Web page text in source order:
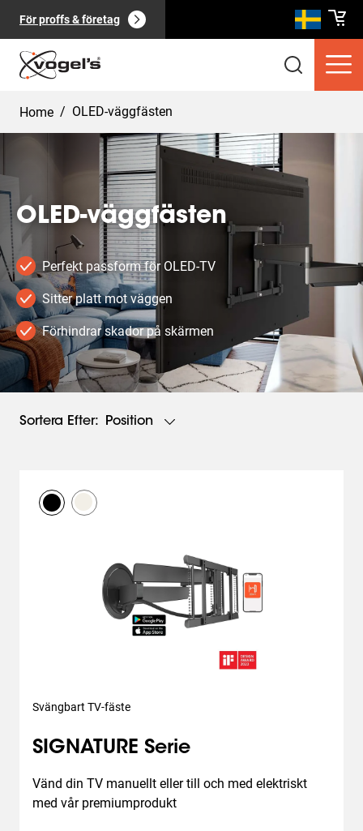
För proffs & företag
Konsumentprodukter (0):
Sidor(0): Visa alla
Home / OLED-väggfästen
OLED-väggfästen
Perfekt passform för OLED-TV
Sitter platt mot väggen
Förhindrar skador på skärmen
Sortera Efter: Position
Svängbart TV-fäste
SIGNATURE Serie
Vänd din TV manuellt eller till och med elektriskt
med vår premiumprodukt